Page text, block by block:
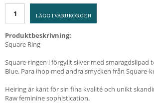
LÄGG I VARUKORGEN
Produktbeskrivning:
Square Ring
Square-ringen i förgyllt silver med smaragdslipad
Blue. Para ihop med andra smycken från Square-
Heiring är känt för sin fina kvalité och unikt
Raw feminine sophistication.